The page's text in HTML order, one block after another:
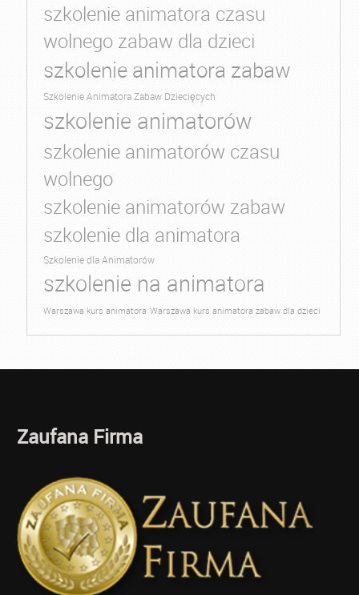
szkolenie animatora czasu
wolnego zabaw dla dzieci
szkolenie animatora zabaw
Szkolenie Animatora Zabaw Dziecięcych
szkolenie animatorów
szkolenie animatorów czasu
wolnego
szkolenie animatorów zabaw
szkolenie dla animatora
Szkolenie dla Animatorów
szkolenie na animatora
Warszawa kurs animatora Warszawa kurs animatora zabaw dla dzieci
Zaufana Firma